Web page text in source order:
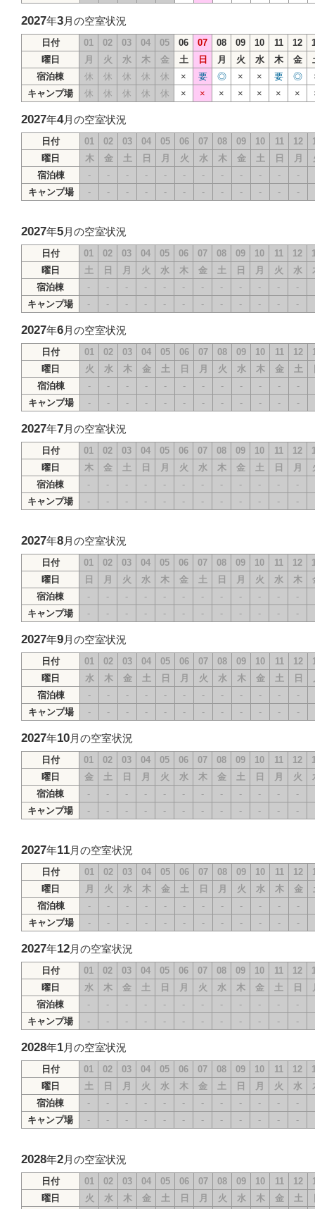
2027年3月の空室状況
日付 01 02 03 04 05 06 07 08 09 10 11 12
曜日
月 火 水 木 金 土 日 月 火 水 木 金
宿泊棟
休 休 休 休 休 × 要 ◎ × × 要 ◎
キャンプ場
休 休 休 休 休 × × × × × × ×
2027年4月の空室状況
日付 01 02 03 04 05 06 07 08 09 10 11 12
曜日
木 金 土 日 月 火 水 木 金 土 日 月
宿泊棟
- - - - - - - - - - -
-
キャンプ場
- - - - - - - - - - - -
2027年5月の空室状況
日付 01 02 03 04 05 06 07 08 09 10 11 12
曜日
土 日 月 火 水 木 金 土 日 月 火 水
宿泊棟
- - - - - - - - - - -
-
キャンプ場
- - - - - - - - - - - -
2027年6月の空室状況
日付 01 02 03 04 05 06 07 08 09 10 11 12
曜日
火 水 木 金 土 日 月 火 水 木 金 土
宿泊棟
- - - - - - - - - - -
-
キャンプ場
- - - - - - - - - - - -
2027年7月の空室状況
日付 01 02 03 04 05 06 07 08 09 10 11 12
曜日
木 金 土 日 月 火 水 木 金 土 日 月
宿泊棟
- - - - - - - - - - -
-
キャンプ場
- - - - - - - - - - - -
2027年8月の空室状況
日付 01 02 03 04 05 06 07 08 09 10 11 12
曜日
日 月 火 水 木 金 土 日 月 火 水 木
宿泊棟
- - - - - - - - - - -
-
キャンプ場
- - - - - - - - - - - -
2027年9月の空室状況
日付 01 02 03 04 05 06 07 08 09 10 11 12
曜日
水 木 金 土 日 月 火 水 木 金 土 日
宿泊棟
- - - - - - - - - - -
-
キャンプ場
- - - - - - - - - - - -
2027年10月の空室状況
日付 01 02 03 04 05 06 07 08 09 10 11 12
曜日
金 土 日 月 火 水 木 金 土 日 月 火
宿泊棟
- - - - - - - - - - -
-
キャンプ場
- - - - - - - - - - - -
2027年11月の空室状況
日付 01 02 03 04 05 06 07 08 09 10 11 12
曜日
月 火 水 木 金 土 日 月 火 水 木 金
宿泊棟
- - - - - - - - - - -
-
キャンプ場
- - - - - - - - - - - -
2027年12月の空室状況
日付 01 02 03 04 05 06 07 08 09 10 11 12
曜日
水 木 金 土 日 月 火 水 木 金 土 日
宿泊棟
- - - - - - - - - - -
-
キャンプ場
- - - - - - - - - - - -
2028年1月の空室状況
日付 01 02 03 04 05 06 07 08 09 10 11 12
曜日
土 日 月 火 水 木 金 土 日 月 火 水
宿泊棟
- - - - - - - - - - -
-
キャンプ場
- - - - - - - - - - - -
2028年2月の空室状況
日付 01 02 03 04 05 06 07 08 09 10 11 12
曜日
火 水 木 金 土 日 月 火 水 木 金 土